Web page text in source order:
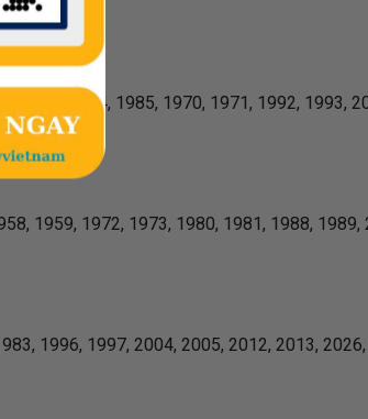
1963, 1984, 1985, 1970, 1971, 1992, 1993,
1959, 1972, 1973, 1980, 1981, 1988, 1989,
1996, 1997, 2004, 2005, 2012, 2013,